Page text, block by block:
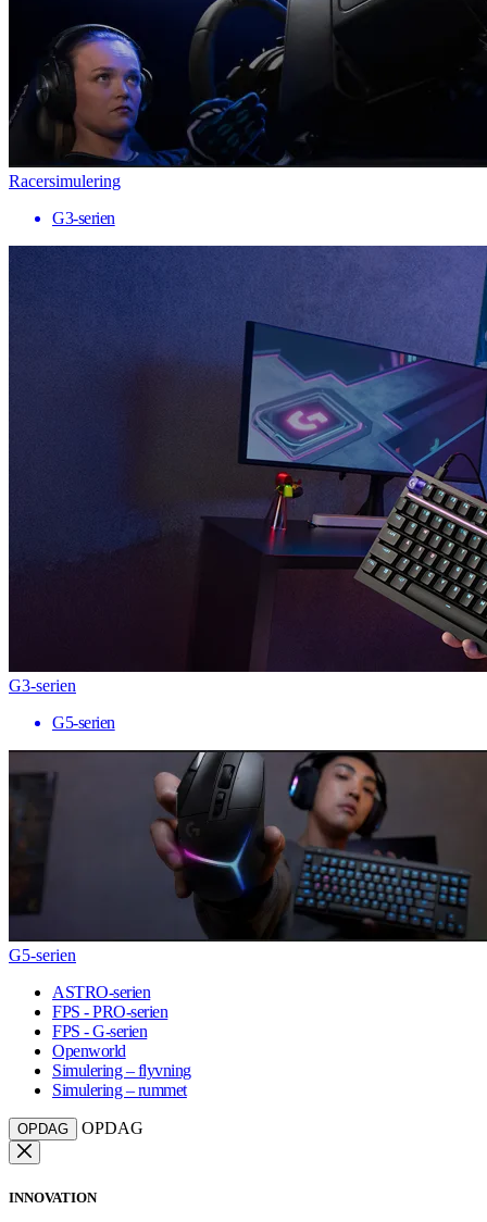
Racersimulering
G3-serien
G3-serien
G5-serien
G5-serien
ASTRO-serien
FPS - PRO-serien
FPS - G-serien
Openworld
Simulering – flyvning
Simulering – rummet
OPDAG OPDAG
INNOVATION